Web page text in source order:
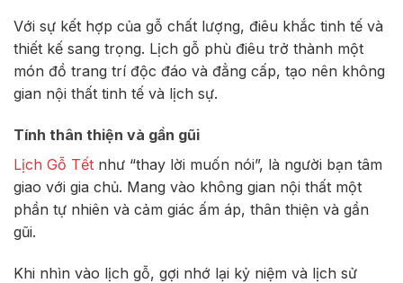
Với sự kết hợp của gỗ chất lượng, điêu khắc tinh tế và
thiết kế sang trọng. Lịch gỗ phù điêu trở thành một
món đồ trang trí độc đáo và đẳng cấp, tạo nên không
gian nội thất tinh tế và lịch sự.
Tính thân thiện và gần gũi
Lịch Gỗ Tết như “thay lời muốn nói”, là người bạn tâm
giao với gia chủ. Mang vào không gian nội thất một
phần tự nhiên và cảm giác ấm áp, thân thiện và gần
gũi.
Khi nhìn vào lịch gỗ, gợi nhớ lại kỷ niệm và lịch sử